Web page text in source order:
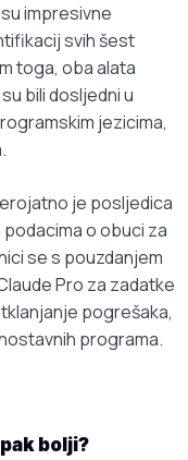
impresivne
svih šest
toga, oba alata
bili dosljedni u
jezicima,
je posljedica
o obuci za
se s pouzdanjem
Pro za zadatke
pogrešaka,
programa.
bolji?